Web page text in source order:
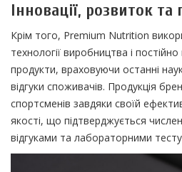
Інновації, розвиток та
Крім того, Premium Nutrition
технології виробництва і
продукти, враховуючи останні
відгуки споживачів. Продукція
спортсменів завдяки своїй
якості, що підтверджується
відгуками та лабораторними